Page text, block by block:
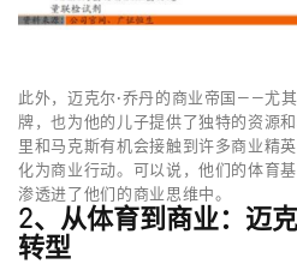
此外，迈克尔·乔丹的商业帝国——尤
牌，也为他的儿子提供了独特的资源
里和马克斯有机会接触到许多商业精
化为商业行动。可以说，他们的体育
渗透进了他们的商业思维中。
2、从体育到商业：迈
转型